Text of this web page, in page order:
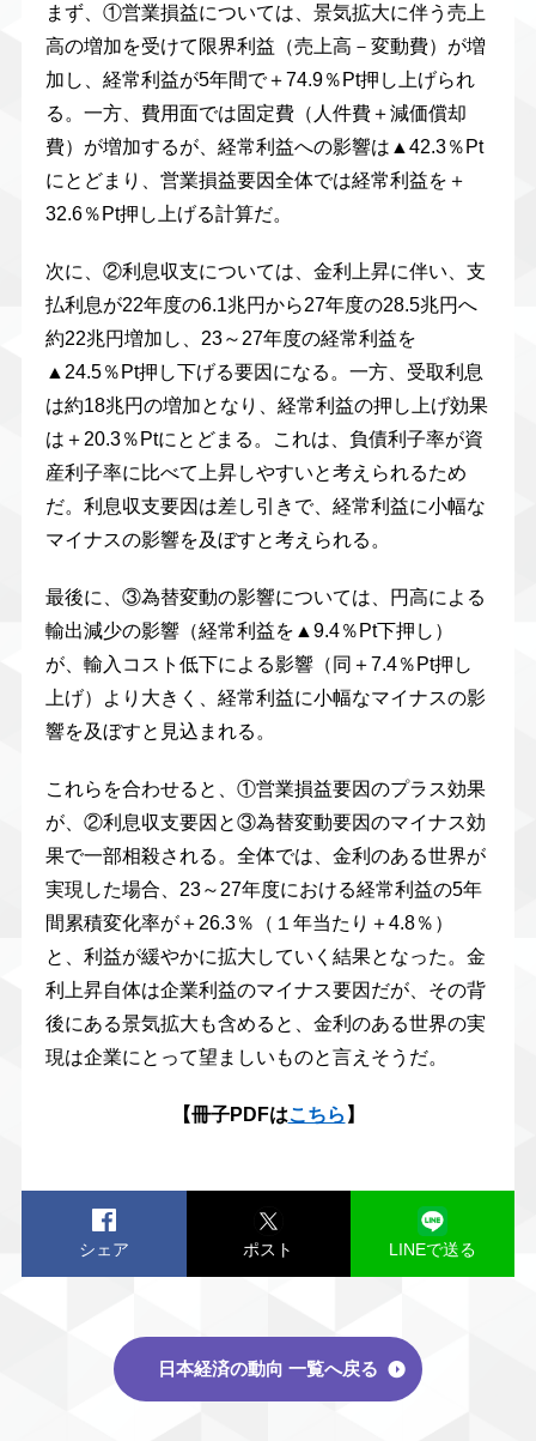
まず、①営業損益については、景気拡大に伴う売上
高の増加を受けて限界利益（売上高－変動費）が増
加し、経常利益が5年間で＋74.9％Pt押し上げられ
る。一方、費用面では固定費（人件費＋減価償却
費）が増加するが、経常利益への影響は▲42.3％Pt
にとどまり、営業損益要因全体では経常利益を＋
32.6％Pt押し上げる計算だ。
次に、②利息収支については、金利上昇に伴い、支
払利息が22年度の6.1兆円から27年度の28.5兆円へ
約22兆円増加し、23～27年度の経常利益を
▲24.5％Pt押し下げる要因になる。一方、受取利息
は約18兆円の増加となり、経常利益の押し上げ効果
は＋20.3％Ptにとどまる。これは、負債利子率が資
産利子率に比べて上昇しやすいと考えられるため
だ。利息収支要因は差し引きで、経常利益に小幅な
マイナスの影響を及ぼすと考えられる。
最後に、③為替変動の影響については、円高による
輸出減少の影響（経常利益を▲9.4％Pt下押し）
が、輸入コスト低下による影響（同＋7.4％Pt押し
上げ）より大きく、経常利益に小幅なマイナスの影
響を及ぼすと見込まれる。
これらを合わせると、①営業損益要因のプラス効果
が、②利息収支要因と③為替変動要因のマイナス効
果で一部相殺される。全体では、金利のある世界が
実現した場合、23～27年度における経常利益の5年
間累積変化率が＋26.3％（１年当たり＋4.8％）
と、利益が緩やかに拡大していく結果となった。金
利上昇自体は企業利益のマイナス要因だが、その背
後にある景気拡大も含めると、金利のある世界の実
現は企業にとって望ましいものと言えそうだ。
【冊子PDFはこちら 】
シェア ポスト LINEで送る
日本経済の動向 一覧へ戻る